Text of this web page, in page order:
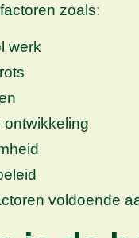
zoals:
werk
ontwikkeling
voldoende